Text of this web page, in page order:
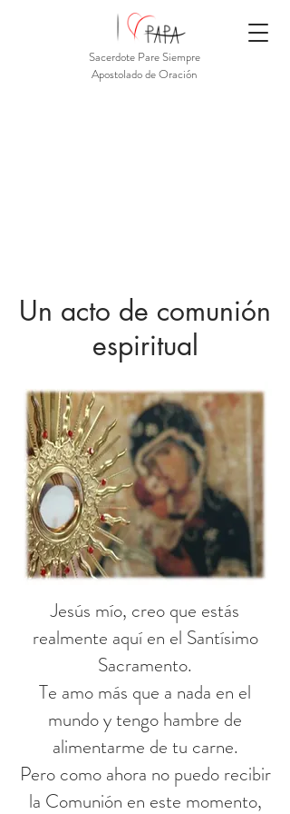
Sacerdote Pare Siempre
Apostolado de Oración
Un acto de comunión
espiritual
Jesús mío, creo que estás
realmente aquí en el Santísimo
Sacramento.
Te amo más que a nada en el
mundo y tengo hambre de
alimentarme de tu carne.
Pero como ahora no puedo recibir
la Comunión en este momento,